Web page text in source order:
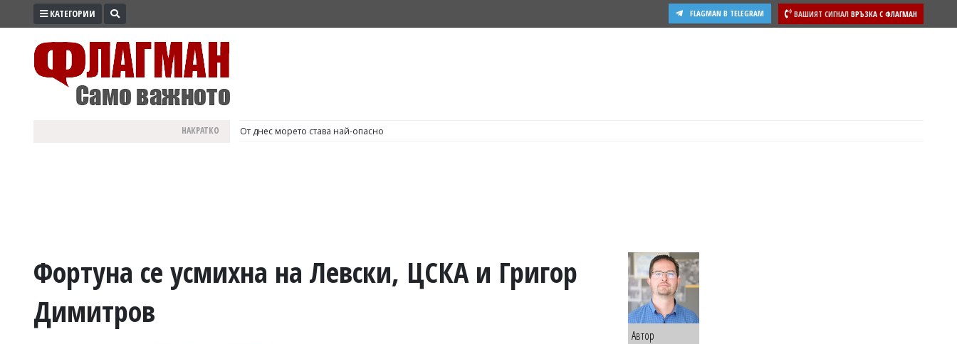
ПРОМО
ВОЙНАТА
УКРАЙНА
КАТЕГОРИИ ВАШИЯТ СИГНАЛ ВРЪЗКА С ФЛАГМАН
FLAGMAN В TELEGRAM
НАКРАТКО България е №1 в ЕС по пушене на цигари
Фортуна се усмихна на Левски, ЦСКА и Григор
Димитров
Автор